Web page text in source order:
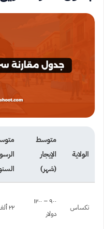
الولاية
متوسط
الإيجار
(شهر)
تكساس
٩٠٠ – ١٢٠٠
دولار
٢٢ ألف دولار